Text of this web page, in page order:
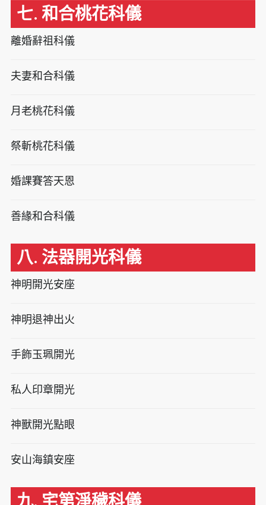
七. 和合桃花科儀
離婚辭祖科儀
夫妻和合科儀
月老桃花科儀
祭斬桃花科儀
婚課賽答天恩
善緣和合科儀
八. 法器開光科儀
神明開光安座
神明退神出火
手飾玉珮開光
私人印章開光
神獸開光點眼
安山海鎮安座